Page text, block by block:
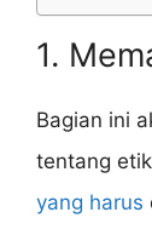
1.
Bagian ini
tentang
yang harus